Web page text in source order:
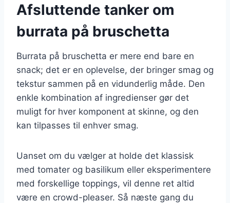
Afsluttende tanker om
burrata på bruschetta
Burrata på bruschetta er mere end bare en
snack; det er en oplevelse, der bringer smag og
tekstur sammen på en vidunderlig måde. Den
enkle kombination af ingredienser gør det
muligt for hver komponent at skinne, og den
kan tilpasses til enhver smag.
Uanset om du vælger at holde det klassisk
med tomater og basilikum eller eksperimentere
med forskellige toppings, vil denne ret altid
være en crowd-pleaser. Så næste gang du